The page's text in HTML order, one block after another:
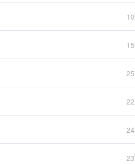
10
15
25
22
24
23